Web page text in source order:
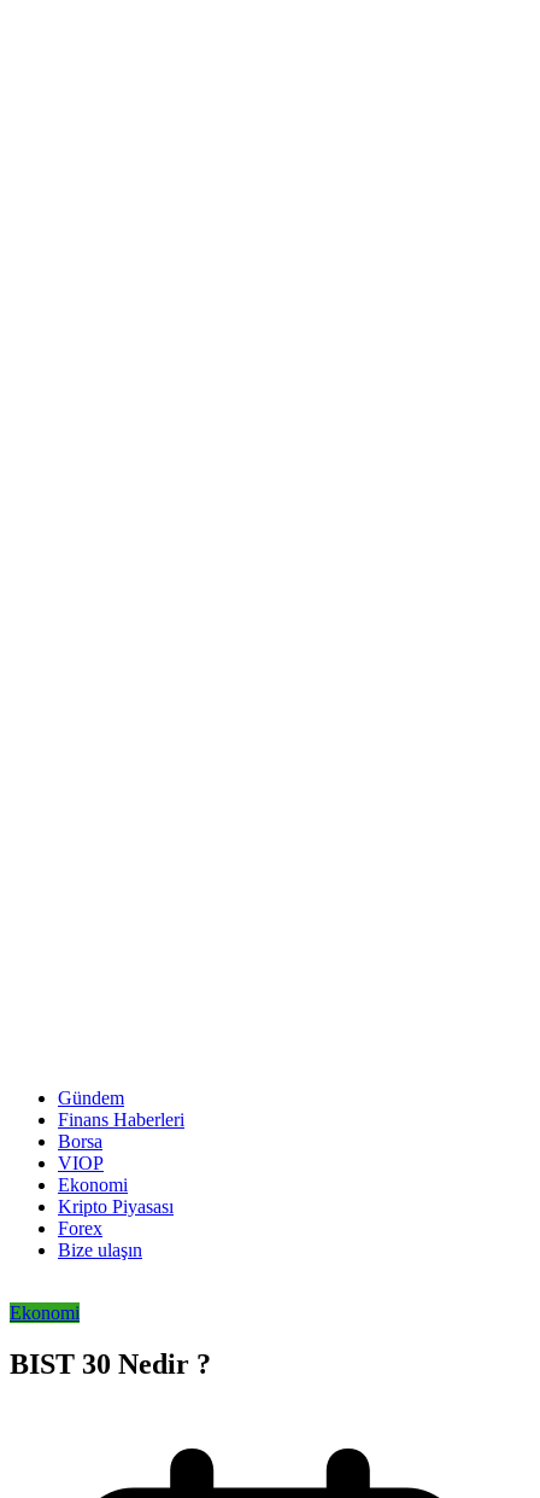
Gündem
Finans Haberleri
Borsa
VIOP
Ekonomi
Kripto Piyasası
Forex
Bize ulaşın
Ekonomi
BIST 30 Nedir ?